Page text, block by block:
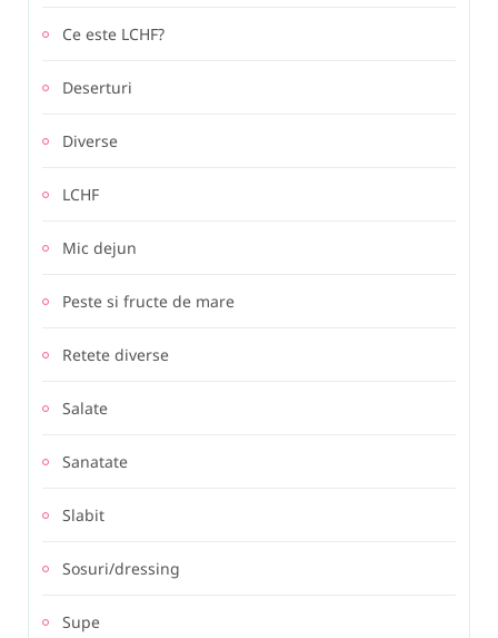
Ce este LCHF?
Deserturi
Diverse
LCHF
Mic dejun
Peste si fructe de mare
Retete diverse
Salate
Sanatate
Slabit
Sosuri/dressing
Supe